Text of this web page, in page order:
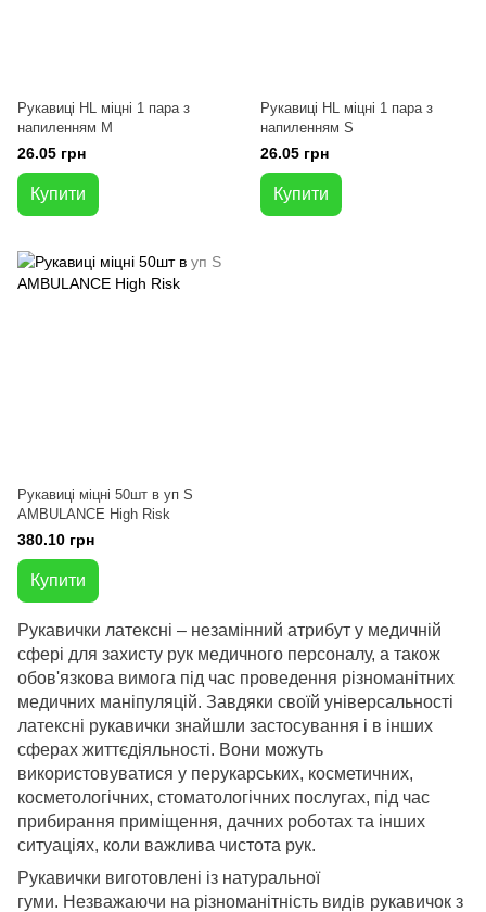
Рукавиці HL міцні 1 пара з
напиленням M
26.05 грн
Купити
Рукавиці HL міцні 1 пара з
напиленням S
26.05 грн
Купити
Рукавиці міцні 50шт в уп S
AMBULANCE High Risk
380.10 грн
Купити
Рукавички латексні – незамінний атрибут у медичній
сфері для захисту рук медичного персоналу, а також
обов'язкова вимога під час проведення різноманітних
медичних маніпуляцій. Завдяки своїй універсальності
латексні рукавички знайшли застосування і в інших
сферах життєдіяльності. Вони можуть
використовуватися у перукарських, косметичних,
косметологічних, стоматологічних послугах, під час
прибирання приміщення, дачних роботах та інших
ситуаціях, коли важлива чистота рук.
Рукавички виготовлені із натуральної
гуми. Незважаючи на різноманітність видів рукавичок з